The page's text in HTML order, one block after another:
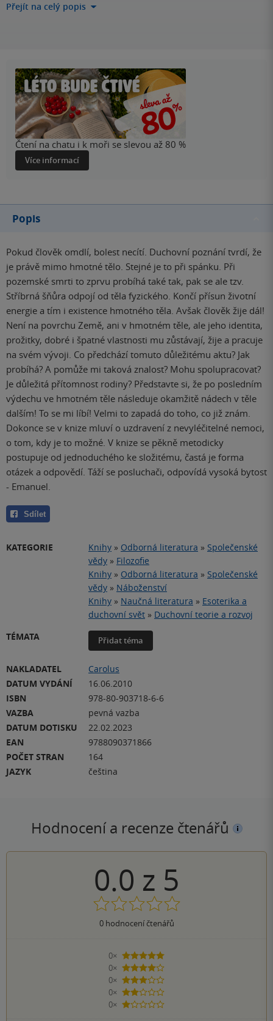
Přejít na celý popis
Čtení na chatu i k moři se slevou až 80 %
Více informací
Popis
Pokud člověk omdlí, bolest necítí. Duchovní poznání tvrdí, že
je právě mimo hmotné tělo. Stejné je to při spánku. Při
pozemské smrti to zprvu probíhá také tak, pak se ale tzv.
Stříbrná šňůra odpojí od těla fyzického. Končí přísun životní
energie a tím i existence hmotného těla. Avšak člověk žije dál!
Není na povrchu Země, ani v hmotném těle, ale jeho identita,
prožitky, dobré i špatné vlastnosti mu zůstávají, žije a pracuje
na svém vývoji. Co předchází tomuto důležitému aktu? Jak
probíhá? A pomůže mi taková znalost? Mohu spolupracovat?
Je důležitá přítomnost rodiny? Představte si, že po posledním
výdechu ve hmotném těle následuje okamžitě nádech v těle
dalším! To se mi líbí! Velmi to zapadá do toho, co již znám.
Dokonce se v knize mluví o uzdravení z nevyléčitelné nemoci,
o tom, kdy je to možné. V knize se pěkně metodicky
postupuje od jednoduchého ke složitému, častá je forma
otázek a odpovědí. Táží se posluchači, odpovídá vysoká bytost
- Emanuel.
Sdílet
KATEGORIE Knihy » Odborná literatura » Společenské
vědy » Filozofie
Knihy » Odborná literatura » Společenské
vědy » Náboženství
Knihy » Naučná literatura » Esoterika a
duchovní svět » Duchovní teorie a rozvoj
TÉMATA
Přidat téma
NAKLADATEL
Carolus
DATUM VYDÁNÍ
16.06.2010
ISBN
978-80-903718-6-6
VAZBA
pevná vazba
DATUM DOTISKU
22.02.2023
EAN
9788090371866
POČET STRAN
164
JAZYK
čeština
Hodnocení a recenze čtenářů
0.0 z 5
0hodnocení čtenářů
0×
5 hvězdiček
0×
4 hvězdičky
0×
3 hvězdičky
0×
2 hvězdičky
0×
1 hvezdička